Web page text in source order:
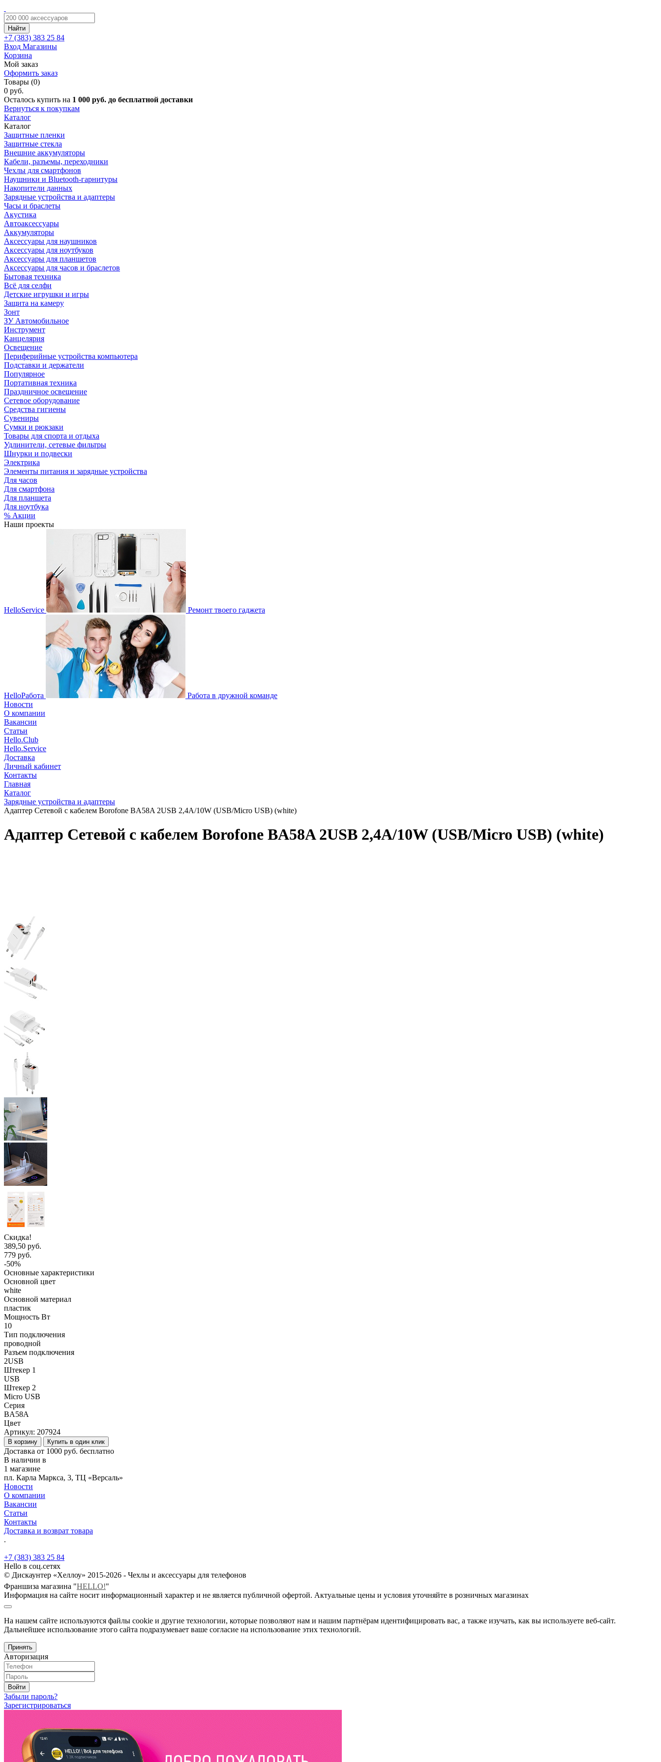
Найти
+7 (383) 383 25 84
Вход Магазины
Корзина
Мой заказ
Оформить заказ
Товары (0)
0 руб.
Осталось купить на 1 000 руб. до бесплатной доставки
Вернуться к покупкам
Каталог
Каталог
Защитные пленки
Защитные стекла
Внешние аккумуляторы
Кабели, разъемы, переходники
Чехлы для смартфонов
Наушники и Bluetooth-гарнитуры
Накопители данных
Зарядные устройства и адаптеры
Часы и браслеты
Акустика
Автоаксессуары
Аккумуляторы
Аксессуары для наушников
Аксессуары для ноутбуков
Аксессуары для планшетов
Аксессуары для часов и браслетов
Бытовая техника
Всё для селфи
Детские игрушки и игры
Защита на камеру
Зонт
ЗУ Автомобильное
Инструмент
Канцелярия
Освещение
Периферийные устройства компьютера
Подставки и держатели
Популярное
Портативная техника
Праздничное освещение
Сетевое оборудование
Средства гигиены
Сувениры
Сумки и рюкзаки
Товары для спорта и отдыха
Удлинители, сетевые фильтры
Шнурки и подвески
Электрика
Элементы питания и зарядные устройства
Для часов
Для смартфона
Для планшета
Для ноутбука
% Акции
Наши проекты
HelloService Ремонт твоего гаджета
HelloРабота
Работа в дружной команде
Новости
О компании
Вакансии
Статьи
Hello.Club
Hello.Service
Доставка
Личный кабинет
Контакты
Главная
Каталог
Зарядные устройства и адаптеры
Адаптер Сетевой с кабелем Borofone BA58A 2USB 2,4A/10W (USB/Micro USB) (white)
Адаптер Сетевой с кабелем Borofone BA58A 2USB 2,4A/10W (USB/Micro USB) (white)
Скидка!
389,50 руб.
779 руб.
-50%
Основные характеристики
Основной цвет
white
Основной материал
пластик
Мощность Вт
10
Тип подключения
проводной
Разъем подключения
2USB
Штекер 1
USB
Штекер 2
Micro USB
Серия
BA58A
Цвет
Артикул: 207924
В корзину Купить в один клик
Доставка от 1000 руб. бесплатно
В наличии в
1 магазине
пл. Карла Маркса, 3, ТЦ «Версаль»
Новости
О компании
Вакансии
Статьи
Контакты
Доставка и возврат товара
.
+7 (383) 383 25 84
Hello в соц.сетях
© Дискаунтер «Хеллоу» 2015-2026 - Чехлы и аксессуары для телефонов
Франшиза магазина "HELLO!"
Информация на сайте носит информационный характер и не является публичной офертой. Актуальные цены и условия уточняйте в розничных магазинах
На нашем сайте используются файлы cookie и другие технологии, которые позволяют нам и нашим партнёрам идентифицировать вас, а также изучать, как вы используете веб-сайт.
Дальнейшее использование этого сайта подразумевает ваше согласие на использование этих технологий.
Принять
Авторизация
Войти
Забыли пароль?
Зарегистрироваться